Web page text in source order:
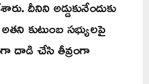
దీనిని అడ్డుకునేందుకు
కుటుంబ సభ్యులపై
దాడి చేసి తీవ్రంగా